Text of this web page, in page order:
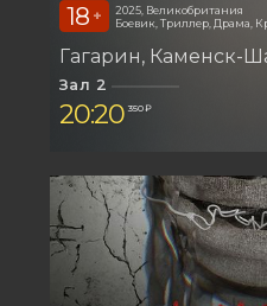
18 +
2025, Великобритания
Боевик, Триллер, Драма,
Гагарин Каменск-
Зал 2
20:20 350 ₽